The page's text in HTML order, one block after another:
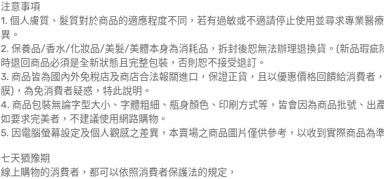
注意事項
1. 個人膚質、髮質對於商品的適應程度不同，若有過敏或不適請停止使用並尋求專業醫
異。
2. 保養品/香水/化妝品/美髮/美體本身為消耗品，拆封後恕無法辦理退換貨。(新品瑕疵
時退回商品必須是全新狀態且完整包裝，否則恕不接受退訂。
3. 商品皆為國內外免稅店及商店合法報關進口，保證正貨，且以優惠價格回饋給消費者
膜)，為免消費者疑惑，特此說明。
4. 商品包裝無論字型大小、字體粗細、瓶身顏色、印刷方式等，皆會因為商品批號、出
如要求完美者，不建議使用網路購物。
5. 因電腦螢幕設定及個人觀感之差異，本賣場之商品圖片僅供參考，以收到實際商品為準
七天猶豫期
線上購物的消費者，都可以依照消費者保護法的規定，